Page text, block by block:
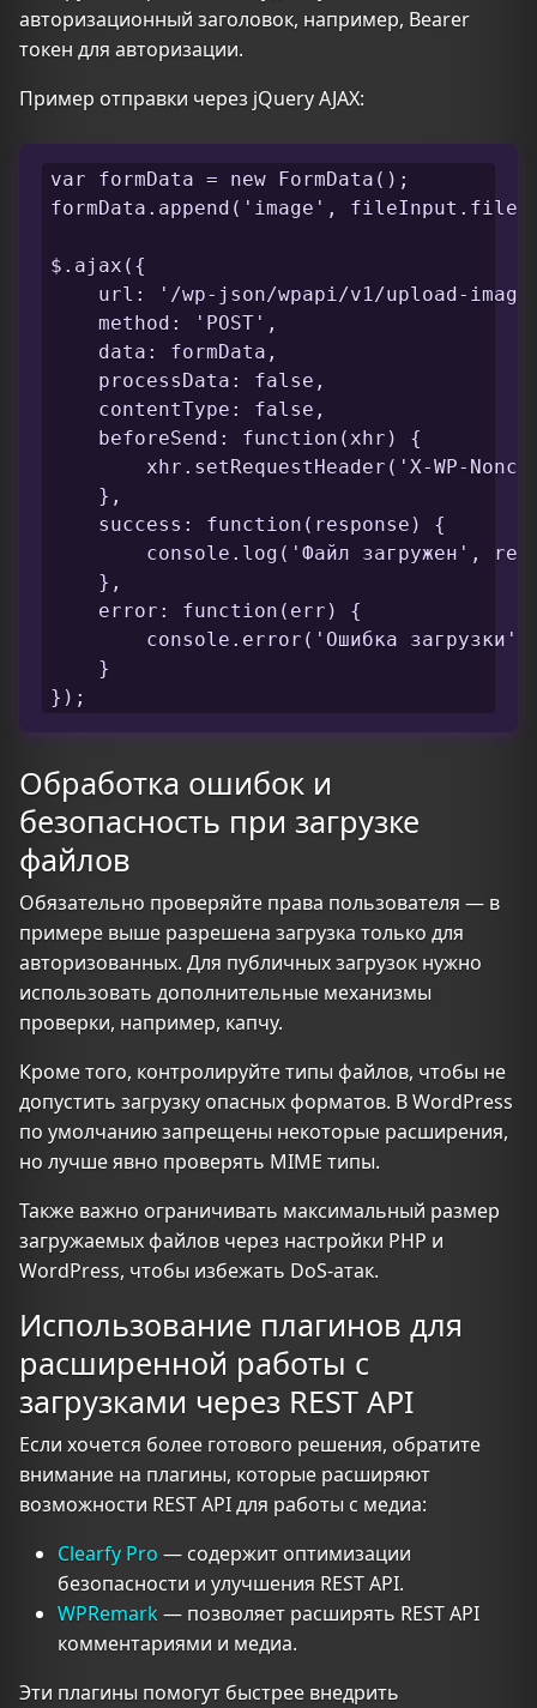
авторизационный заголовок, например, Bearer
токен для авторизации.
Пример отправки через jQuery AJAX:
var formData = new FormData();
formData.append('image',
$.ajax({
url: '/wp-json/wpapi/v1/upload-
    method: 'POST',
    data: formData,
    processData: false,
    contentType: false,
    beforeSend: function(xhr) {
xhr.setRequestHeader('X-WP-
    },
    success: function(response) {
console.log('Файл загружен',
    },
    error: function(err) {
console.error('Ошибка загрузки',
    }
});
Обработка ошибок и
безопасность при загрузке
файлов
Обязательно проверяйте права пользователя — в
примере выше разрешена загрузка только для
авторизованных. Для публичных загрузок нужно
использовать дополнительные механизмы
проверки, например, капчу.
Кроме того, контролируйте типы файлов, чтобы не
допустить загрузку опасных форматов. В WordPress
по умолчанию запрещены некоторые расширения,
но лучше явно проверять MIME типы.
Также важно ограничивать максимальный размер
загружаемых файлов через настройки PHP и
WordPress, чтобы избежать DoS-атак.
Использование плагинов для
расширенной работы с
загрузками через REST API
Если хочется более готового решения, обратите
внимание на плагины, которые расширяют
возможности REST API для работы с медиа:
Clearfy Pro — содержит оптимизации
безопасности и улучшения REST API.
WPRemark — позволяет расширять REST API
комментариями и медиа.
Эти плагины помогут быстрее внедрить